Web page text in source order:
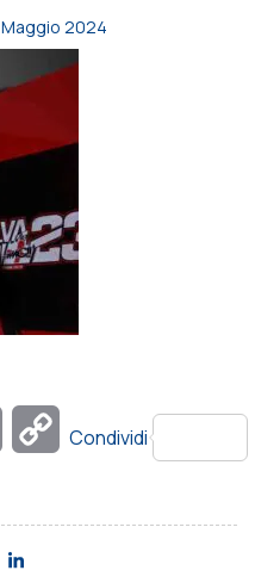
Maggio 2024
Email
Copy
Condividi